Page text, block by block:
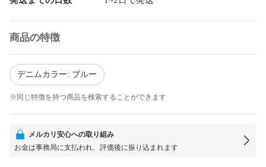
商品の特徴
デニムカラー: ブルー
※同じ特徴を持つ商品を検索することができます
メルカリ安心への取り組み
お金は事務局に支払われ、評価後に振り込まれます